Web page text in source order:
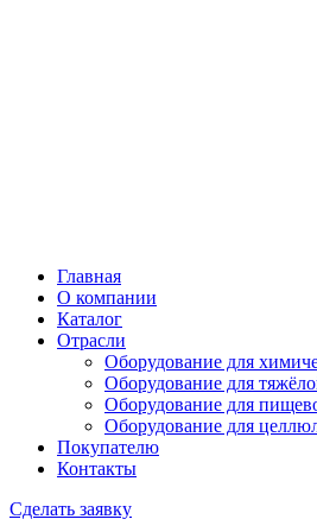
Главная
О компании
Каталог
Отрасли
Оборудование для
Оборудование для
Оборудование для
Оборудование для
Покупателю
Контакты
Сделать заявку